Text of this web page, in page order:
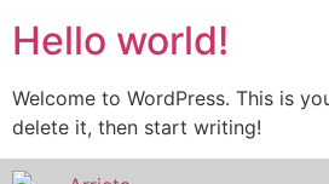
Hello world!
Welcome to WordPress. This is
delete it, then start writing!